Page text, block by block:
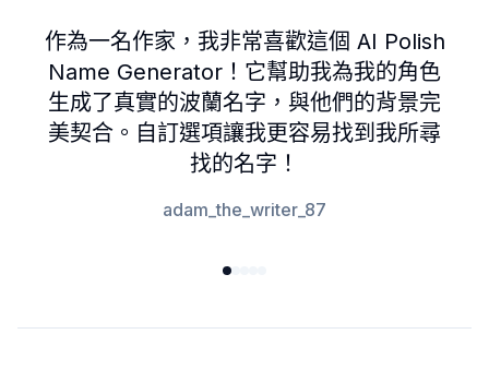
作為一名作家，我非常喜歡這個 AI Polish
Name Generator！它幫助我為我的角色
生成了真實的波蘭名字，與他們的背景完
美契合。自訂選項讓我更容易找到我所尋
找的名字！
adam_the_writer_87